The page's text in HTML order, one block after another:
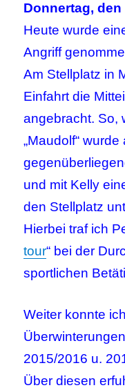
Donnertag, den
Heute wurde
Angriff
Am Stellplatz in
Einfahrt die
angebracht. So,
„Maudolf“ wurde
und mit Kelly
den Stellplatz
Hierbei traf ich
tour“ bei der
sportlichen
Weiter konnte
Überwinterungen
2015/2016 u.
Über diesen